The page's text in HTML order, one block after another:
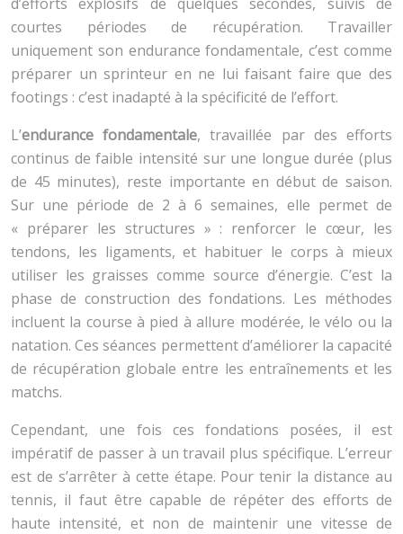
courtes périodes de récupération. Travailler
uniquement son endurance fondamentale, c’est comme
préparer un sprinteur en ne lui faisant faire que des
footings : c’est inadapté à la spécificité de l’effort.
L’endurance fondamentale, travaillée par des efforts
continus de faible intensité sur une longue durée (plus
de 45 minutes), reste importante en début de saison.
Sur une période de 2 à 6 semaines, elle permet de
« préparer les structures » : renforcer le cœur, les
tendons, les ligaments, et habituer le corps à mieux
utiliser les graisses comme source d’énergie. C’est la
phase de construction des fondations. Les méthodes
incluent la course à pied à allure modérée, le vélo ou la
natation. Ces séances permettent d’améliorer la capacité
de récupération globale entre les entraînements et les
matchs.
Cependant, une fois ces fondations posées, il est
impératif de passer à un travail plus spécifique. L’erreur
est de s’arrêter à cette étape. Pour tenir la distance au
tennis, il faut être capable de répéter des efforts de
haute intensité, et non de maintenir une vitesse de